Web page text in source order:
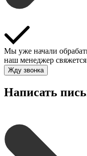
Мы уже начали
наш менеджер
Жду звонка
Написать